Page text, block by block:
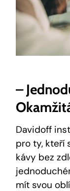
–
Davidoff
pro ty, kteří
kávy bez
mít svou